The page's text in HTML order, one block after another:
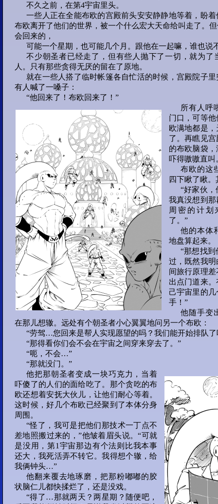
16 17 18
20
部分 5 :
22 23
25
26 27 29
30
Lunch
部分 7 :
32 33 34
35
Round 1-2
部分 8 :
37 38 39
40
部分 9 :
41 42 43 44
45
部分 10 :
46 47 48 49
50
部分 11 :
51 52 53 54
55
部分 12 :
56 57 58 59
不久之前，在第4宇宙里头。
一些人正在全能布欧的宫殿前头安安静静地等着，盼
布欧离开了他们的世界，被一个什么宏大天命给叫走了。
会回来的，
可能一个星期，也可能几个月。跟他在一起嘛，谁也说
不少朝圣者已经走了，但有些人抛下了一切，就为了
人。只有那些贪得无厌的留在了原地。
就在一些人搭了临时帐篷各自忙活的时候，宫殿院子
有人喊了一嗓子：
“他回来了！布欧回来了！”
所有人呼
门口，可等
欧满地都是
了。再瞧见
的布欧脑袋
吓得嗷嗷直叫
布欧的这
四下瞅了瞅
“好家伙
我真没想到
周密的计划
了。”
他的本体
地盘算起来。
“那想找
过，既然我
间旅行原理
出点门道来
己宇宙里的
手！”
他随手变
在那儿想辙。远处有个朝圣者小心翼翼地问另一个布欧：
“劳驾…您回来是帮人实现愿望的吗？我们能开始排队了
“那得看你们会不会在宇宙之间穿来穿去了。”
“呃，不会…”
“那就没门。”
他把那朝圣者变成一块巧克力，当着
吓傻了的人们的面给吃了。那个贪吃的布
欧还想着安抚大伙儿，让他们耐心等着。
这时候，好几个布欧已经聚到了本体分身
周围。
“怪了，我可是把他们那技术一丁点不
差地照搬过来的，”他皱着眉头说。“可就
是没用，第1宇宙那边有个法则比我本事
还大，我死活弄不转它。我得想个辙，给
我俩钟头…”
他翻来覆去地琢磨，把那粉嘟嘟的胶
状脑仁儿都快揉烂了，还是没戏。
“得了…那就两天？两星期？随便吧，